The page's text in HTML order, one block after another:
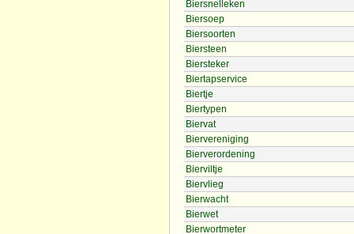
Biersnelleken
Biersoep
Biersoorten
Biersteen
Biersteker
Biertapservice
Biertje
Biertypen
Biervat
Biervereniging
Bierverordening
Bierviltje
Biervlieg
Bierwacht
Bierwet
Bierwortmeter